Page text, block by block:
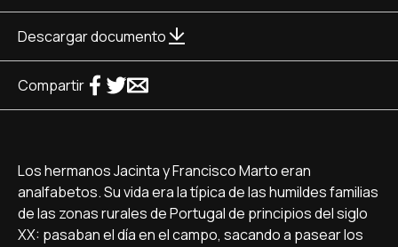
Descargar documento
Compartir
Los hermanos Jacinta y Francisco Marto eran
analfabetos. Su vida era la tí­pica de las humildes familias
de las zonas rurales de Portugal de principios del siglo
XX: pasaban el dí­a en el campo, sacando a pasear los